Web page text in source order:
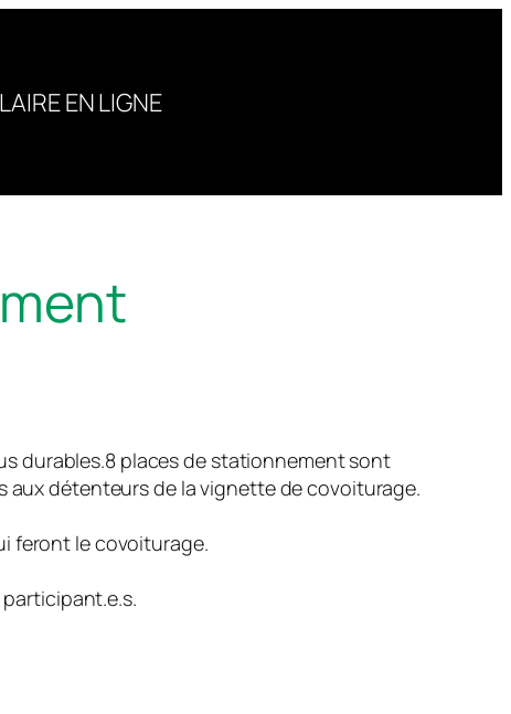
EN LIGNE
durables.8 places de stationnement sont
aux détenteurs de la vignette de covoiturage.
feront le covoiturage.